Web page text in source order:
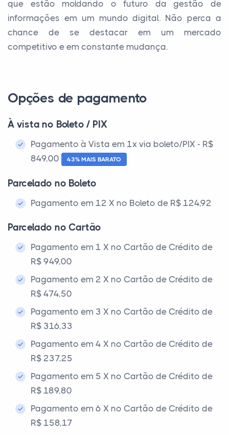
que estão moldando o futuro da gestão de
informações em um mundo digital. Não perca a
chance de se destacar em um mercado
competitivo e em constante mudança.
Opções de pagamento
À vista no Boleto / PIX
Pagamento à Vista em 1x via boleto/PIX - R$
849,00
43% MAIS BARATO
Parcelado no Boleto
Pagamento em 12 X no Boleto de R$ 124,92
Parcelado no Cartão
Pagamento em 1 X no Cartão de Crédito de
R$ 949,00
Pagamento em 2 X no Cartão de Crédito de
R$ 474,50
Pagamento em 3 X no Cartão de Crédito de
R$ 316,33
Pagamento em 4 X no Cartão de Crédito de
R$ 237,25
Pagamento em 5 X no Cartão de Crédito de
R$ 189,80
Pagamento em 6 X no Cartão de Crédito de
R$ 158,17